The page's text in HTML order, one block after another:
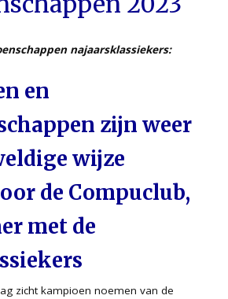
najaarsklassiekers:
en
zijn weer
wijze
de Compuclub,
met de
zicht kampioen noemen van de